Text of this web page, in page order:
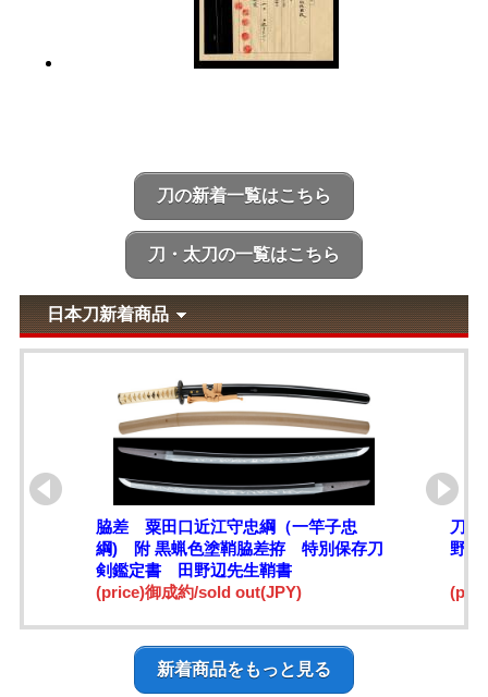
刀の新着一覧はこちら
刀・太刀の一覧はこちら
日本刀新着商品
脇差 粟田口近江守忠綱（一竿子忠
綱) 附 黒蝋色塗鞘脇差拵 特別保存刀
剣鑑定書 田野辺先生鞘書
(price)御成約/sold out(JPY)
刀
野辺
新着商品をもっと見る